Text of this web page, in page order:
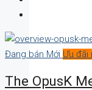
Đang bán Mới Ưu đãi
The OpusK